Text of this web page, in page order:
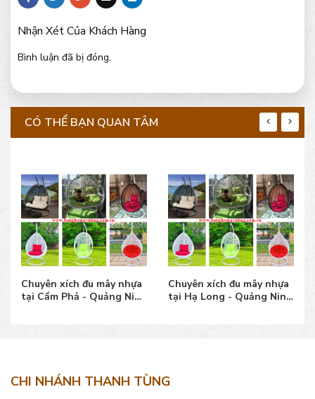
Nhận Xét Của Khách Hàng
Bình luận đã bị đóng.
CÓ THỂ BẠN QUAN TÂM
Chuyên xích đu mây nhựa
tại Cẩm Phả - Quảng Ninh
Chuyên xích đu mây nhựa
tại Hạ Long - Quảng Ninh
CHI NHÁNH THANH TÙNG